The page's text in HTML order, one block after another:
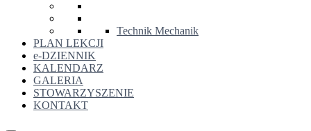
Technik Mechanik
PLAN LEKCJI
e-DZIENNIK
KALENDARZ
GALERIA
STOWARZYSZENIE
KONTAKT